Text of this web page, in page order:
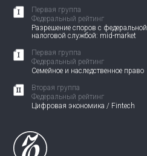
Первая группа
Федеральный рейтинг
Разрешение споров с федеральной
налоговой службой: mid-market
Первая группа
Федеральный рейтинг
Семейное и наследственное право
Вторая группа
Федеральный рейтинг
Цифровая экономика / Fintech